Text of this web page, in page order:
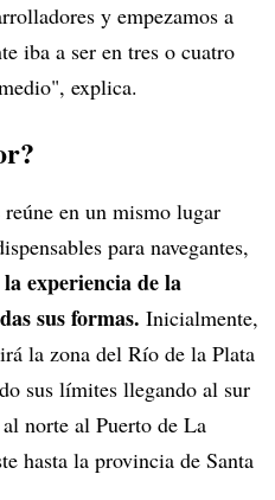
y empezamos a
iba a ser en tres o cuatro
explica.
en un mismo lugar
para navegantes,
experiencia de la
sus formas. Inicialmente,
la zona del Río de la Plata
sus límites llegando al sur
norte al Puerto de La
hasta la provincia de Santa